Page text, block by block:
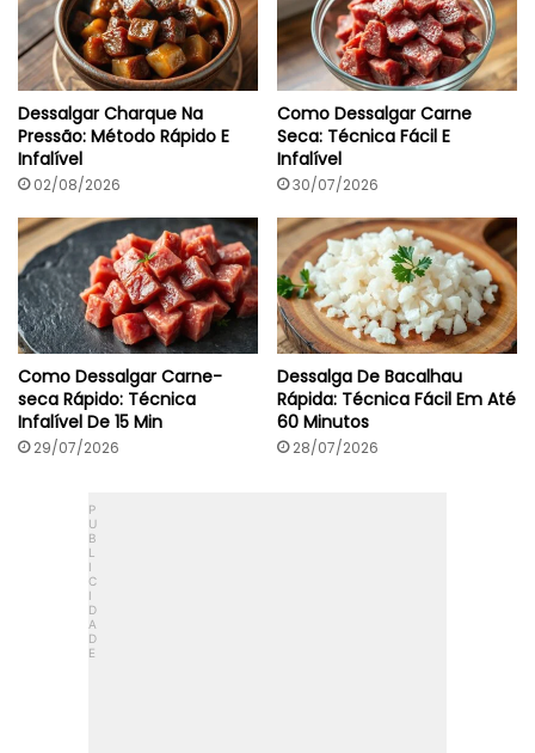
Dessalgar Charque Na
Pressão: Método Rápido E
Infalível
02/08/2026
Como Dessalgar Carne
Seca: Técnica Fácil E
Infalível
30/07/2026
Como Dessalgar Carne-
seca Rápido: Técnica
Infalível De 15 Min
29/07/2026
Dessalga De Bacalhau
Rápida: Técnica Fácil Em Até
60 Minutos
28/07/2026